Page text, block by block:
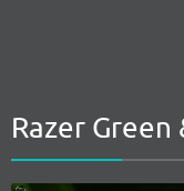
Razer Green